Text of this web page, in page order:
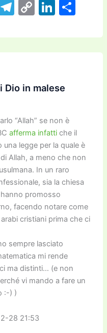
T
e
gr
m
C
p
y
n
Li
k
e
n
C
n
di
Dio in malese
“Allah” se non è
afferma infattiche il
legge per la quale è
Allah, a meno che non
In un raro
sia la chiesa
promosso
facendo notare come
cristiani prima che ci
sempre lasciato
mi rende
ma distinti… (e non
vi mando a fare un
:-) )
28 21:53